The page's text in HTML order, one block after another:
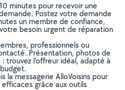
minutes pour recevoir une
Postez votre demande
un membre de confiance,
besoin urgent de réparation
professionnels ou
Présentation, photos de
trouvez l'offreur idéal, adapté à
la messagerie AlloVoisins pour
grâce aux outils